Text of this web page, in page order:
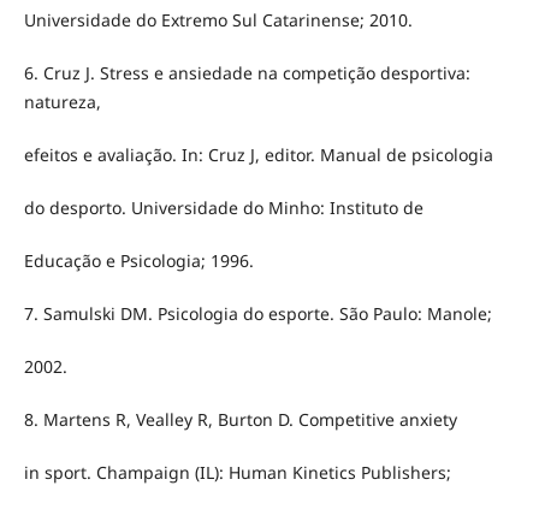
Universidade do Extremo Sul Catarinense; 2010.
6. Cruz J. Stress e ansiedade na competição desportiva:
natureza,
efeitos e avaliação. In: Cruz J, editor. Manual de psicologia
do desporto. Universidade do Minho: Instituto de
Educação e Psicologia; 1996.
7. Samulski DM. Psicologia do esporte. São Paulo: Manole;
2002.
8. Martens R, Vealley R, Burton D. Competitive anxiety
in sport. Champaign (IL): Human Kinetics Publishers;